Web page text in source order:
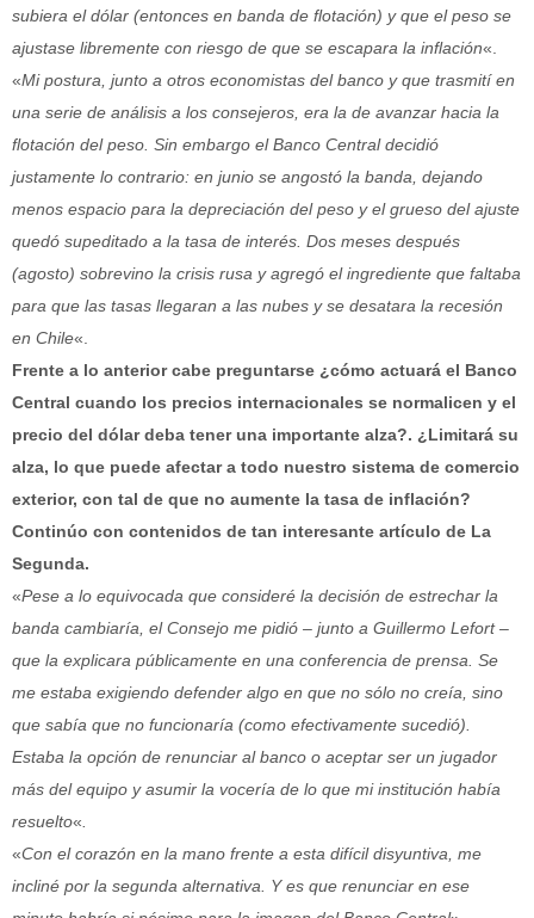
subiera el dólar (entonces en banda de flotación) y que el peso se
ajustase libremente con riesgo de que se escapara la inflación«.
«Mi postura, junto a otros economistas del banco y que trasmití en
una serie de análisis a los consejeros, era la de avanzar hacia la
flotación del peso. Sin embargo el Banco Central decidió
justamente lo contrario: en junio se angostó la banda, dejando
menos espacio para la depreciación del peso y el grueso del ajuste
quedó supeditado a la tasa de interés. Dos meses después
(agosto) sobrevino la crisis rusa y agregó el ingrediente que faltaba
para que las tasas llegaran a las nubes y se desatara la recesión
en Chile«.
Frente a lo anterior cabe preguntarse ¿cómo actuará el Banco
Central cuando los precios internacionales se normalicen y el
precio del dólar deba tener una importante alza?. ¿Limitará su
alza, lo que puede afectar a todo nuestro sistema de comercio
exterior, con tal de que no aumente la tasa de inflación?
Continúo con contenidos de tan interesante artículo de La
Segunda.
«Pese a lo equivocada que consideré la decisión de estrechar la
banda cambiaría, el Consejo me pidió – junto a Guillermo Lefort –
que la explicara públicamente en una conferencia de prensa. Se
me estaba exigiendo defender algo en que no sólo no creía, sino
que sabía que no funcionaría (como efectivamente sucedió).
Estaba la opción de renunciar al banco o aceptar ser un jugador
más del equipo y asumir la vocería de lo que mi institución había
resuelto«
«Con el corazón en la mano frente a esta difícil disyuntiva, me
incliné por la segunda alternativa. Y es que renunciar en ese